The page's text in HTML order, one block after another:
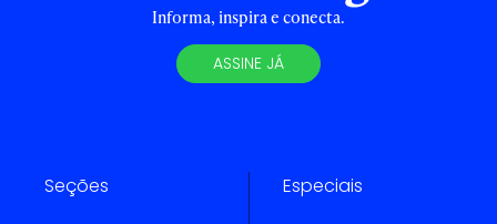
Informa, inspira e conecta.
ASSINE JÁ
Seções Especiais